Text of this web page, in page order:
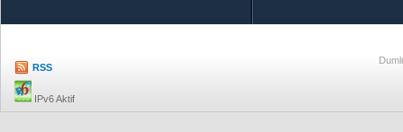
RSS
IPv6 Aktif